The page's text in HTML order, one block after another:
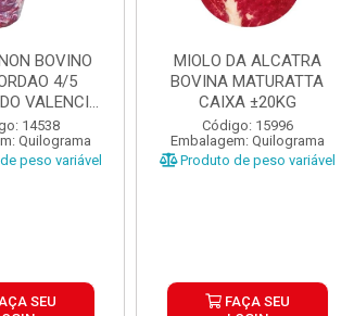
BOVINO
4/5
VALENCIO
±...
14538
Quilograma
peso variável
SEU
MIOLO DA ALCATRA
BOVINA MATURATTA
CAIXA ±20KG
Código: 15996
Embalagem: Quilograma
Produto de peso variável
FAÇA SEU